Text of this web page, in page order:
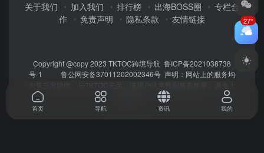
关于我们 加入我们 排行榜 出海BOSS圈
专栏合
作
免责声明 隐私条款 友情链接
Copyright @copy 2023 TKTOC跨境导航 鲁ICP备2021038738
号-1
鲁公网安备37011202002346号 声明：网站上的服务均
27°
首页 导航 资讯 我的